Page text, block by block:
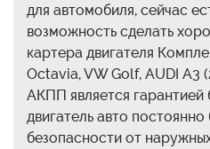
для автомобиля, сейчас
возможность сделать
картера двигателя
Octavia, VW Golf, AUDI A3
АКПП является гарантией
двигатель авто постоянно
безопасности от